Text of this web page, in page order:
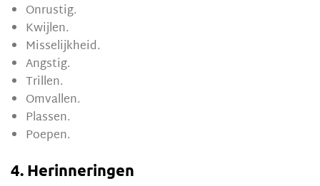
Onrustig.
Kwijlen.
Misselijkheid.
Angstig.
Trillen.
Omvallen.
Plassen.
Poepen.
4. Herinneringen